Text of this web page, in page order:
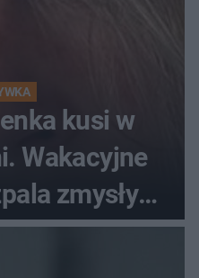
kusi w
Wakacyjne
zmysły